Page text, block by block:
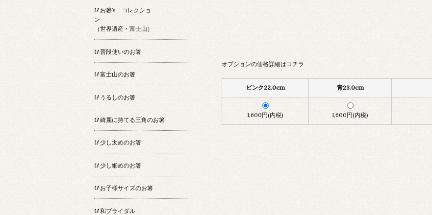
オプションの価格詳細はコチラ
ピンク22.0cm 青23.0cm
1,600円(内税) 1,600円(内税)
🥢お箸’s コレクショ
ン
（世界遺産・富士山）
🥢普段使いのお箸
🥢富士山のお箸
🥢うるしのお箸
🥢綺麗に持てる三角のお箸
🥢少し太めのお箸
🥢少し細めのお箸
🥢お子様サイズのお箸
🥢和ブライダル